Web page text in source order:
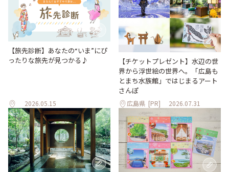
【旅先診断】あなたの“いま”にぴ
ったりな旅先が見つかる♪
2026.05.15
【チケットプレゼント】水辺の世
界から浮世絵の世界へ。「広島も
とまち水族館」ではじまるアート
さんぽ
広島県 [PR] 2026.07.31